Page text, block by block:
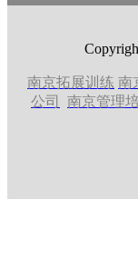
南京拓展训练 南
公司
南京管理